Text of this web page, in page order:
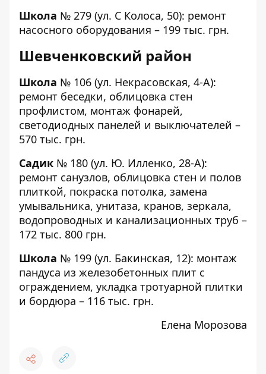
Школа № 279 (ул. С Колоса, 50): ремонт
насосного оборудования – 199 тыс. грн.
Шевченковский район
Школа № 106 (ул. Некрасовская, 4-А):
ремонт беседки, облицовка стен
профлистом, монтаж фонарей,
светодиодных панелей и выключателей –
570 тыс. грн.
Садик № 180 (ул. Ю. Илленко, 28-А):
ремонт санузлов, облицовка стен и полов
плиткой, покраска потолка, замена
умывальника, унитаза, кранов, зеркала,
водопроводных и канализационных труб –
172 тыс. 800 грн.
Школа № 199 (ул. Бакинская, 12): монтаж
пандуса из железобетонных плит с
ограждением, укладка тротуарной плитки
и бордюра – 116 тыс. грн.
Елена Морозова